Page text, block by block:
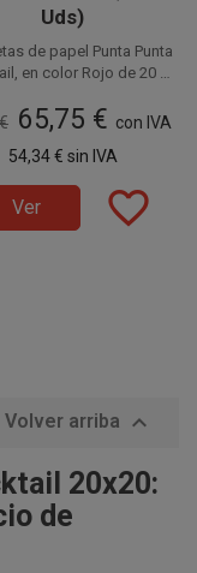
Uds)
de papel Punta Punta
en color Rojo de 20 x
para Degustaciones,
Fiestas, Restaurantes,
y Eventos. Prácticas,
unidades, distribuidas
unidades.
65,75 € con IVA
54,34 € sin IVA
Ver favorite_border
Volver arriba 
20x20:
de